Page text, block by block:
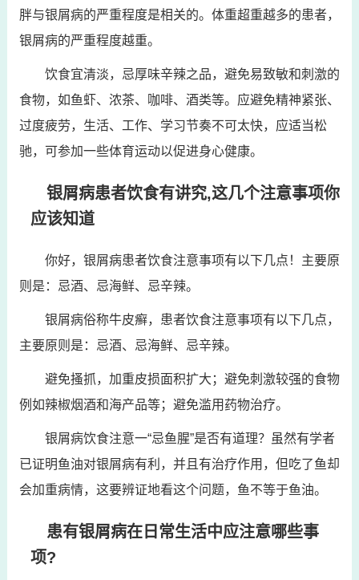
胖与银屑病的严重程度是相关的。体重超重越多的患者，
银屑病的严重程度越重。
饮食宜清淡，忌厚味辛辣之品，避免易致敏和刺激的
食物，如鱼虾、浓茶、咖啡、酒类等。应避免精神紧张、
过度疲劳，生活、工作、学习节奏不可太快，应适当松
驰，可参加一些体育运动以促进身心健康。
银屑病患者饮食有讲究,这几个注意事项你
应该知道
你好，银屑病患者饮食注意事项有以下几点！主要原
则是：忌酒、忌海鲜、忌辛辣。
银屑病俗称牛皮癣，患者饮食注意事项有以下几点，
主要原则是：忌酒、忌海鲜、忌辛辣。
避免搔抓，加重皮损面积扩大；避免刺激较强的食物
例如辣椒烟酒和海产品等；避免滥用药物治疗。
银屑病饮食注意一“忌鱼腥”是否有道理？虽然有学者
已证明鱼油对银屑病有利，并且有治疗作用，但吃了鱼却
会加重病情，这要辨证地看这个问题，鱼不等于鱼油。
患有银屑病在日常生活中应注意哪些事
项?